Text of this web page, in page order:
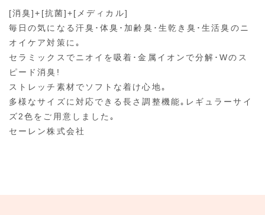
[消臭]+[抗菌]+[メディカル]
毎日の気になる汗臭･体臭･加齢臭･生乾き臭･生活臭のニ
オイケア対策に｡
セラミックスでニオイを吸着･金属イオンで分解･Wのス
ピード消臭!
ストレッチ素材でソフトな着け心地｡
多様なサイズに対応できる長さ調整機能｡レギュラーサイ
ズ2色をご用意しました｡
セーレン株式会社